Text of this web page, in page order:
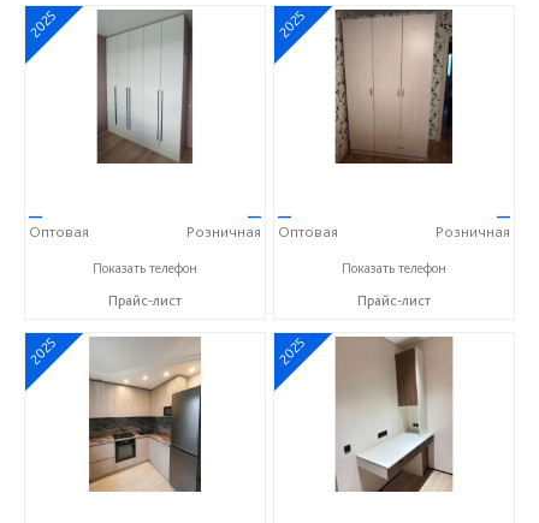
2025
—
Оптовая
—
Розничная
+7 (937) 423-36-37
Показать телефон
Прайс-лист
2025
—
Оптовая
—
Розничная
+7 (937) 423-36-37
Показать телефон
Прайс-лист
2025 2025